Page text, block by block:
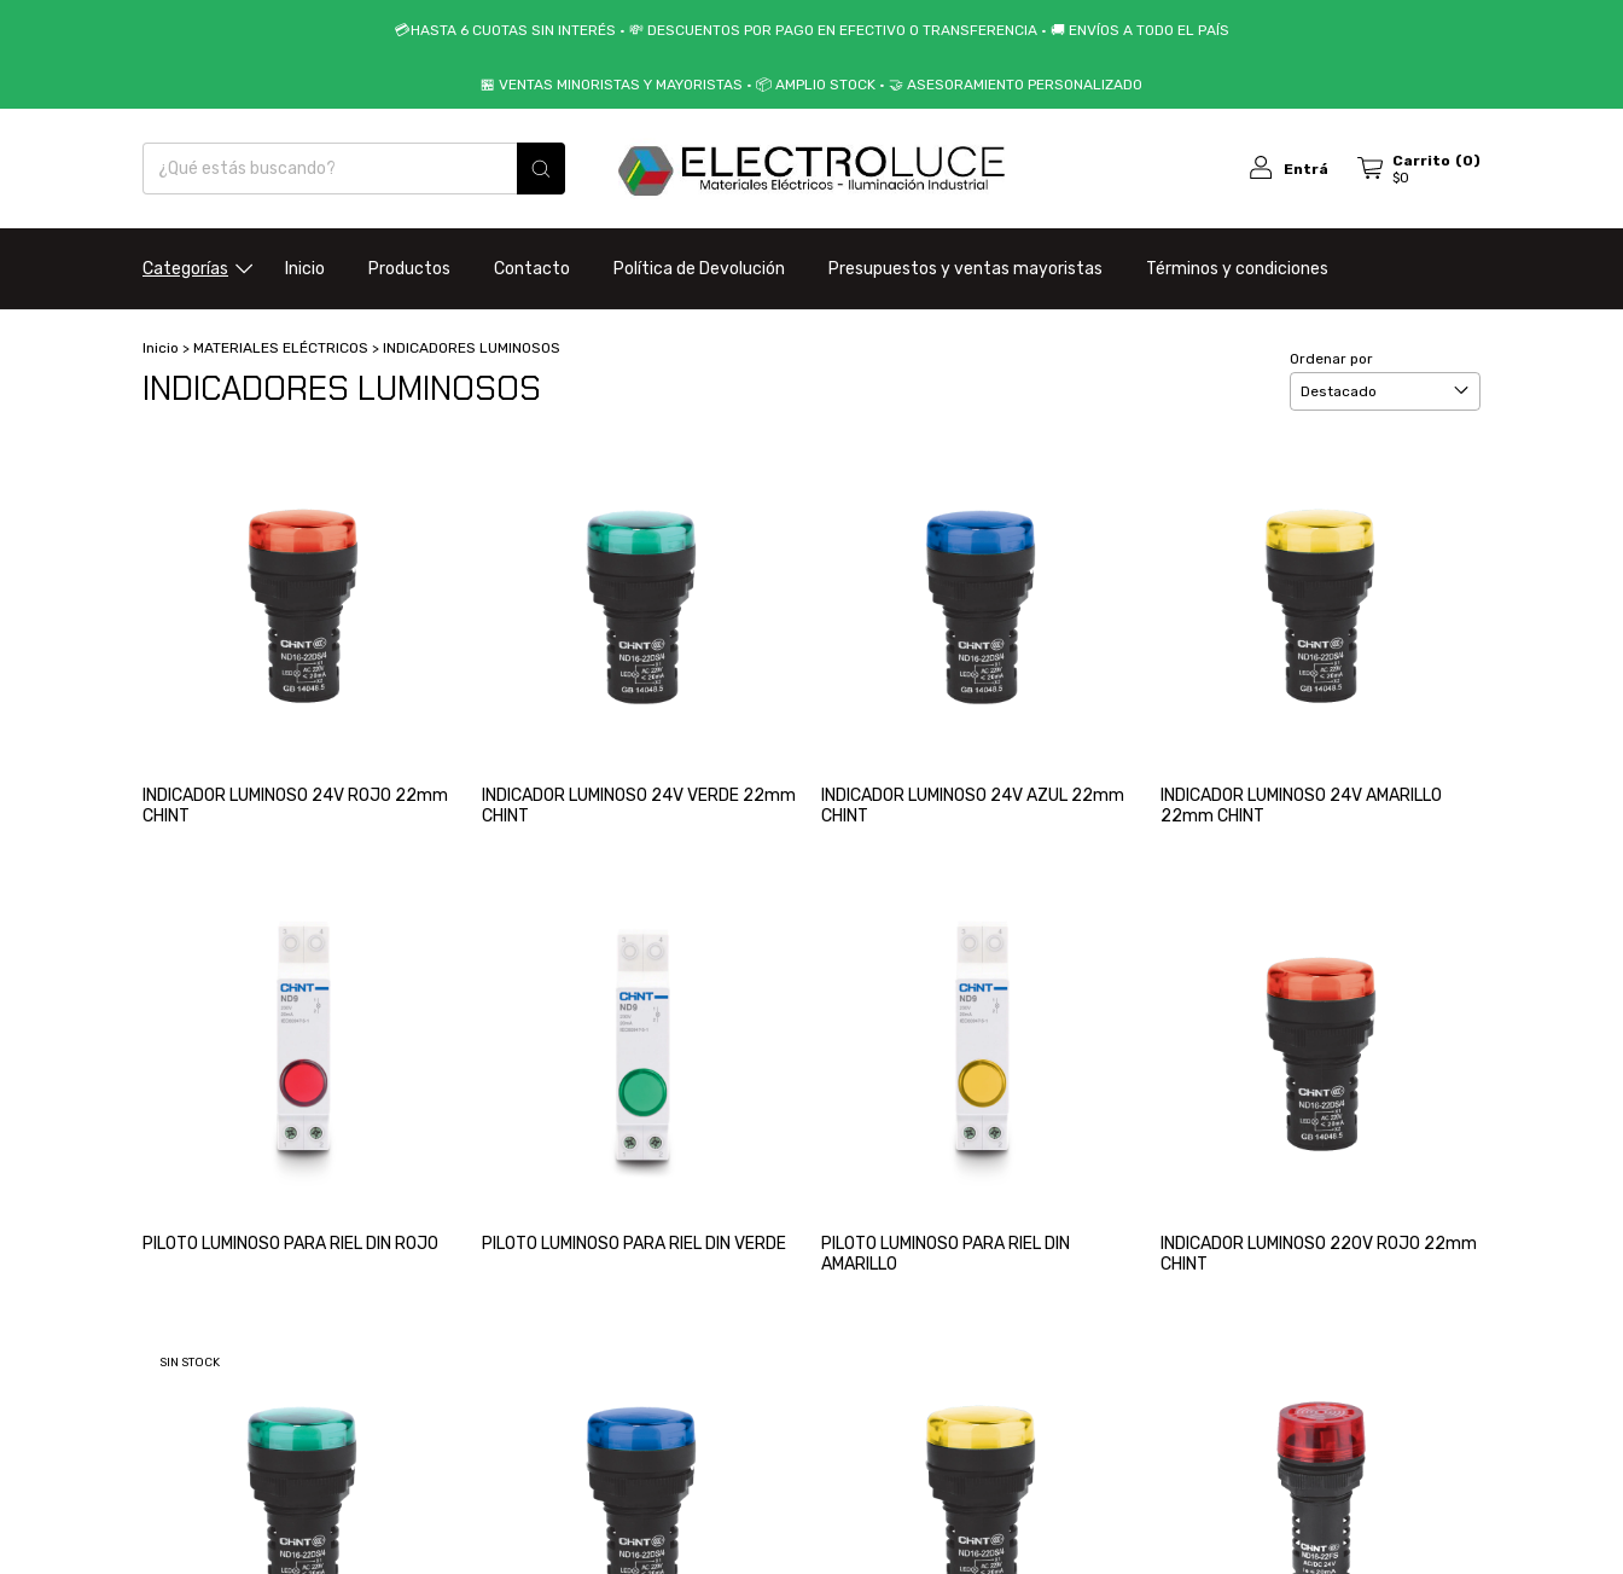
💳HASTA 6 CUOTAS SIN INTERÉS • 💸 DESCUENTOS POR PAGO EN EFECTIVO O TRANSFERENCIA • 🚚 ENVÍOS A TODO EL PAÍS
🏪 VENTAS MINORISTAS Y MAYORISTAS • 📦 AMPLIO STOCK • 🤝 ASESORAMIENTO PERSONALIZADO
Entrá Carrito (0)
$0
Categorías Inicio Productos Contacto Política de Devolución Presupuestos y ventas mayoristas Términos y condiciones
Inicio > MATERIALES ELÉCTRICOS > INDICADORES LUMINOSOS
INDICADORES LUMINOSOS
Ordenar por
INDICADOR LUMINOSO 24V ROJO 22mm
CHINT
INDICADOR LUMINOSO 24V VERDE 22mm
CHINT
INDICADOR LUMINOSO 24V AZUL 22mm
CHINT
INDICADOR LUMINOSO 24V AMARILLO
22mm CHINT
PILOTO LUMINOSO PARA RIEL DIN ROJO PILOTO LUMINOSO PARA RIEL DIN VERDE
PILOTO LUMINOSO PARA RIEL DIN
AMARILLO
INDICADOR LUMINOSO 220V ROJO 22mm
CHINT
SIN STOCK